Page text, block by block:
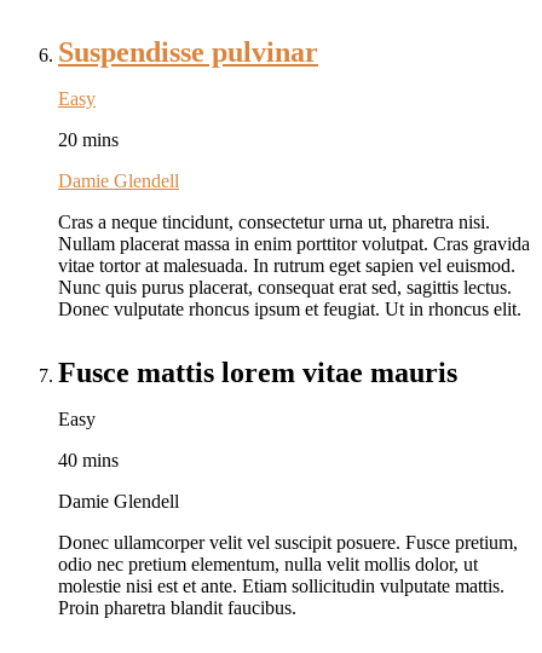
Suspendisse pulvinar
Easy
20 mins
Damie Glendell
Cras a neque tincidunt, consectetur urna ut, pharetra nisi.
Nullam placerat massa in enim porttitor volutpat. Cras gravida
vitae tortor at malesuada. In rutrum eget sapien vel euismod.
Nunc quis purus placerat, consequat erat sed, sagittis lectus.
Donec vulputate rhoncus ipsum et feugiat. Ut in rhoncus elit.
Fusce mattis lorem vitae mauris
Easy
40 mins
Damie Glendell
Donec ullamcorper velit vel suscipit posuere. Fusce pretium,
odio nec pretium elementum, nulla velit mollis dolor, ut
molestie nisi est et ante. Etiam sollicitudin vulputate mattis.
Proin pharetra blandit faucibus.